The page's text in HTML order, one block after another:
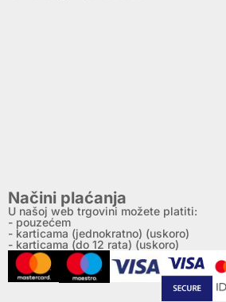
Načini plaćanja
U našoj web trgovini možete platiti:
- pouzećem
- karticama (jednokratno) (uskoro)
- karticama (do 12 rata) (uskoro)